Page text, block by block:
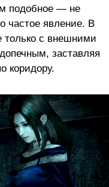
подобное — не
частое явление. В
только с внешними
заставляя
коридору.